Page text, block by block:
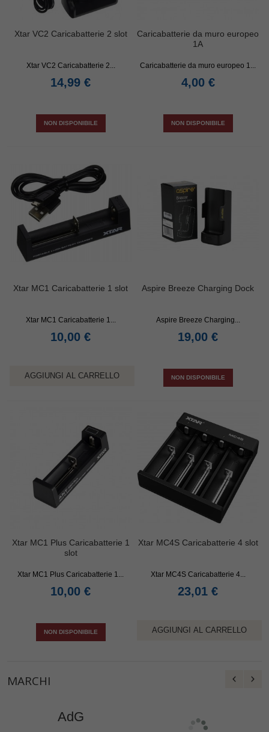
Xtar VC2 Caricabatterie 2 slot
Xtar VC2 Caricabatterie 2...
14,99 €
NON DISPONIBILE
Caricabatterie da muro europeo
1A
Caricabatterie da muro europeo 1...
4,00 €
NON DISPONIBILE
Xtar MC1 Caricabatterie 1 slot
Xtar MC1 Caricabatterie 1...
10,00 €
AGGIUNGI AL CARRELLO
Aspire Breeze Charging Dock
Aspire Breeze Charging...
19,00 €
NON DISPONIBILE
Xtar MC1 Plus Caricabatterie 1
slot
Xtar MC1 Plus Caricabatterie 1...
10,00 €
NON DISPONIBILE
Xtar MC4S Caricabatterie 4 slot
Xtar MC4S Caricabatterie 4...
23,01 €
AGGIUNGI AL CARRELLO
MARCHI
AdG